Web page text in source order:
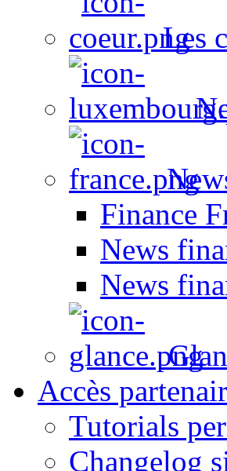
Les
Finance
News
News
Accès
Tutorials
Changelog